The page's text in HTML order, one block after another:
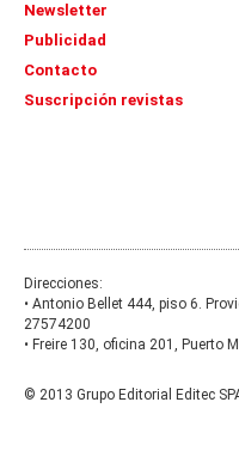
Newsletter
Publicidad
Contacto
Suscripción revistas
Direcciones:
• Antonio Bellet 444, piso 6.
27574200
• Freire 130, oficina 201, Puerto
© 2013 Grupo Editorial Editec